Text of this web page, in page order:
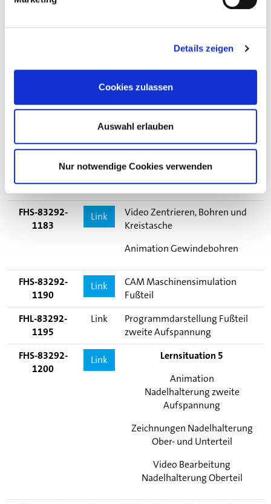
Details zeigen
Cookies zulassen
Auswahl erlauben
Nur notwendige Cookies verwenden
FHL-83292-
Programmdarstellung Fußteil
Link
Lernsituation 4
Animation Fußteil zweite
Zeichnung Fußteil
1185
FHS-83292-
1183
Link
Video Zentrieren, Bohren und
Kreistasche
Animation Gewindebohren
FHS-83292-
1190
Link
CAM Maschinensimulation
Fußteil
FHL-83292-
1195
Link
Programmdarstellung Fußteil
zweite Aufspannung
FHS-83292-
1200
Link
Lernsituation 5
Animation
Nadelhalterung zweite
Aufspannung
Zeichnungen Nadelhalterung
Ober- und Unterteil
Video Bearbeitung
Nadelhalterung Oberteil